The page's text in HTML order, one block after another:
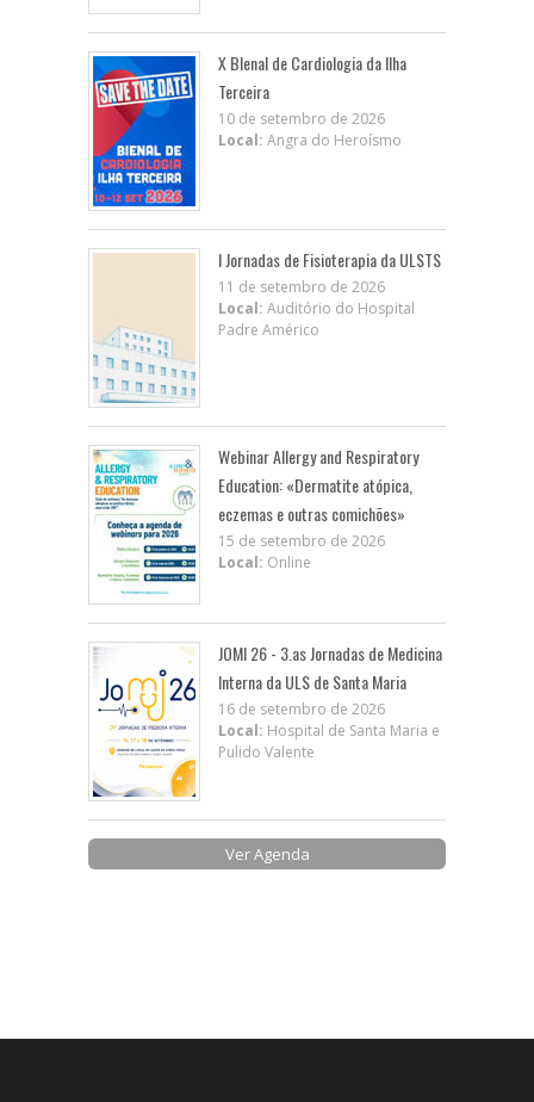
X BIenal de Cardiologia da Ilha
Terceira
10 de setembro de 2026
Local: Angra do Heroísmo
I Jornadas de Fisioterapia da ULSTS
11 de setembro de 2026
Local: Auditório do Hospital
Padre Américo
Webinar Allergy and Respiratory
Education: «Dermatite atópica,
eczemas e outras comichões»
15 de setembro de 2026
Local: Online
JOMI 26 - 3.as Jornadas de Medicina
Interna da ULS de Santa Maria
16 de setembro de 2026
Local: Hospital de Santa Maria e
Pulido Valente
Ver Agenda